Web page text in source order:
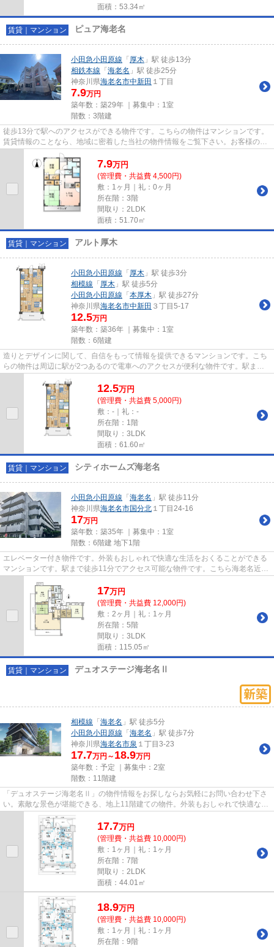
面積：53.34㎡
賃貸｜マンション ピュア海老名
小田急小田原線 「厚木 」駅 徒歩13分
相鉄本線 「海老名 」駅 徒歩25分
神奈川県海老名市中新田 １丁目
7.9万円
築年数：築29年 ｜募集中： 1室
階数：3階建
徒歩13分で駅へのアクセスができる物件です。こちらの物件はマンションです。
賃貸情報のことなら、地域に密着した当社の物件情報をご覧下さい。お客様のラ
イフスタイルに適した物件や...
7.9万円
(管理費・共益費 4,500円)
敷：1ヶ月｜礼：0ヶ月
所在階：3階
間取り：2LDK
面積：51.70㎡
賃貸｜マンション アルト厚木
小田急小田原線 「厚木 」駅 徒歩3分
相模線 「厚木 」駅 徒歩5分
小田急小田原線 「本厚木 」駅 徒歩27分
神奈川県海老名市中新田 ３丁目5-17
12.5万円
築年数：築36年 ｜募集中： 1室
階数：6階建
造りとデザインに関して、自信をもって情報を提供できるマンションです。こち
らの物件は周辺に駅が2つあるので電車へのアクセスが便利な物件です。駅まで
徒歩3分の位置に立地する、ア...
12.5万円
(管理費・共益費 5,000円)
敷：-｜礼：-
所在階：1階
間取り：3LDK
面積：61.60㎡
賃貸｜マンション シティホームズ海老名
小田急小田原線 「海老名 」駅 徒歩11分
神奈川県海老名市国分北 １丁目24-16
17万円
築年数：築35年 ｜募集中： 1室
階数：6階建 地下1階
エレベーター付き物件です。外装もおしゃれで快適な生活をおくることができる
マンションです。駅まで徒歩11分でアクセス可能な物件です。こちら海老名近く
に立地する賃貸住宅でなら、...
17万円
(管理費・共益費 12,000円)
敷：2ヶ月｜礼：1ヶ月
所在階：5階
間取り：3LDK
面積：115.05㎡
賃貸｜マンション デュオステージ海老名Ⅱ
相模線 「海老名 」駅 徒歩5分
小田急小田原線 「海老名 」駅 徒歩7分
神奈川県海老名市泉 １丁目3-23
17.7万円～ 18.9万円
築年数：予定 ｜募集中： 2室
階数：11階建
「デュオステージ海老名Ⅱ」の物件情報をお探しならお気軽にお問い合わせ下さ
い。素敵な景色が堪能できる、地上11階建ての物件。外装もおしゃれで快適な生
活をおくることができるマンシ...
17.7万円
(管理費・共益費 10,000円)
敷：1ヶ月｜礼：1ヶ月
所在階：7階
間取り：2LDK
面積：44.01㎡
18.9万円
(管理費・共益費 10,000円)
敷：1ヶ月｜礼：1ヶ月
所在階：9階